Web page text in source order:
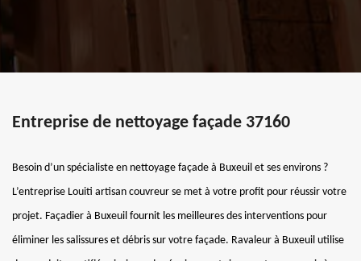
Entreprise de nettoyage façade 37160
Besoin d’un spécialiste en nettoyage façade à Buxeuil et ses environs ?
L’entreprise Louiti artisan couvreur se met à votre profit pour réussir votre
projet. Façadier à Buxeuil fournit les meilleures des interventions pour
éliminer les salissures et débris sur votre façade. Ravaleur à Buxeuil utilise